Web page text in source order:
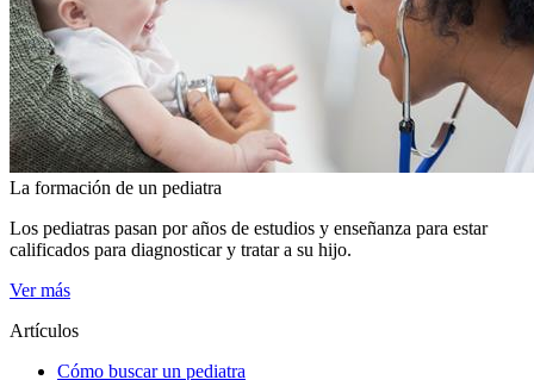
La formación de un pediatra
Los pediatras pasan por años de estudios y enseñanza para estar
calificados para diagnosticar y tratar a su hijo.
Ver más
Artículos
Cómo buscar un pediatra